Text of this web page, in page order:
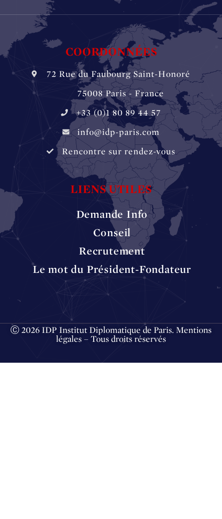
COORDONNÉES
72 Rue du Faubourg Saint-Honoré
‏‏‎ ‏‏‎ ‏‏‎ ‏‏‎ ‎‎‎‎‏‏‎ 75008 Paris - France
+33 (0)1 80 89 44 57
info@idp-paris.com
Rencontre sur rendez-vous
LIENS UTILES
Demande Info
Conseil
Recrutement
Le mot du Président-Fondateur
Ⓒ 2026 IDP Institut Diplomatique de Paris. Mentions
légales – Tous droits réservés